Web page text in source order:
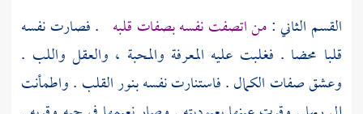
القسم الثاني :من اتصفت نفسه بصفات قلبه . فصارت نفسه
قلبا محضا . فغلبت عليه المعرفة والمحبة ، والعقل واللب .
وعشق صفات الكمال . فاستنارت نفسه بنور القلب . واطمأنت